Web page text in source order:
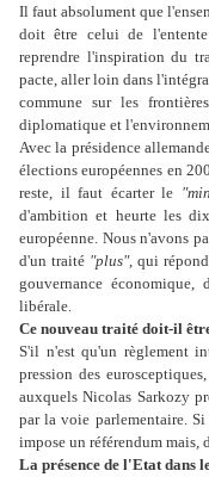
Il faut absolument que
doit être celui de
reprendre l'inspiration du
pacte, aller loin dans
commune sur les
diplomatique et
Avec la présidence
élections européennes en
reste, il faut écarter le
d'ambition et heurte les
européenne. Nous n'avons
d'un traité "plus", qui
gouvernance
libérale.
Ce nouveau traité doit-il
S'il n'est qu'un règlement
pression des
auxquels Nicolas Sarkozy
par la voie parlementaire.
impose un référendum mais,
La présence de l'Etat dans